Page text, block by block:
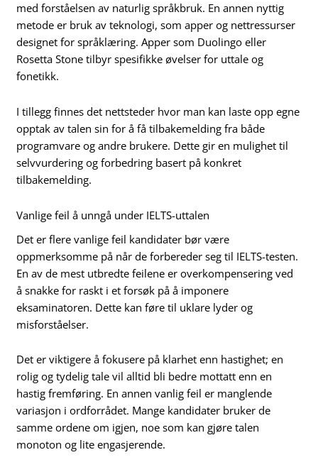
med forståelsen av naturlig språkbruk. En annen nyttig
metode er bruk av teknologi, som apper og nettressurser
designet for språklæring. Apper som Duolingo eller
Rosetta Stone tilbyr spesifikke øvelser for uttale og
fonetikk.
I tillegg finnes det nettsteder hvor man kan laste opp egne
opptak av talen sin for å få tilbakemelding fra både
programvare og andre brukere. Dette gir en mulighet til
selvvurdering og forbedring basert på konkret
tilbakemelding.
Vanlige feil å unngå under IELTS-uttalen
Det er flere vanlige feil kandidater bør være
oppmerksomme på når de forbereder seg til IELTS-testen.
En av de mest utbredte feilene er overkompensering ved
å snakke for raskt i et forsøk på å imponere
eksaminatoren. Dette kan føre til uklare lyder og
misforståelser.
Det er viktigere å fokusere på klarhet enn hastighet; en
rolig og tydelig tale vil alltid bli bedre mottatt enn en
hastig fremføring. En annen vanlig feil er manglende
variasjon i ordforrådet. Mange kandidater bruker de
samme ordene om igjen, noe som kan gjøre talen
monoton og lite engasjerende.